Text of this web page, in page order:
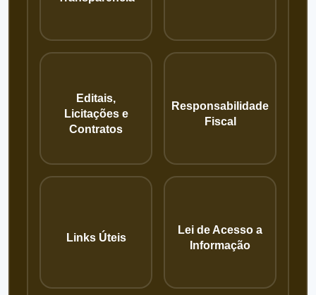
Editais,
Licitações e
Contratos
Responsabilidade
Fiscal
Links Úteis
Lei de Acesso a
Informação